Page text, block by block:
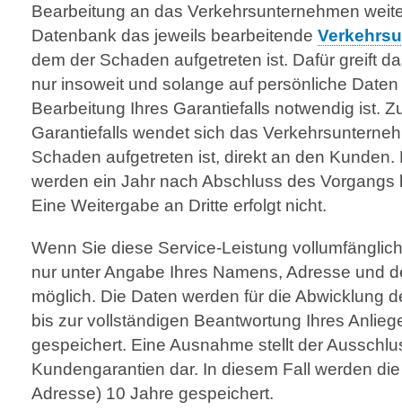
Bearbeitung an das Verkehrs­unter­nehmen
Datenbank das jeweils bearbeitende
dem der Schaden aufgetreten ist. Dafür greift
nur insoweit und solange auf persönliche
Bearbeitung Ihres Garantiefalls notwendig ist.
Garantiefalls wendet sich das
Schaden aufgetreten ist, direkt an den
werden ein Jahr nach Abschluss des Vorgangs
Eine Weitergabe an Dritte erfolgt nicht.
Wenn Sie diese Service-Leistung
nur unter Angabe Ihres Namens, Adresse und
möglich. Die Daten werden für die Abwicklung
bis zur vollständigen Beantwortung Ihres
gespeichert. Eine Ausnahme stellt der
Kundengarantien dar. In diesem Fall werden
Adresse) 10 Jahre gespeichert.